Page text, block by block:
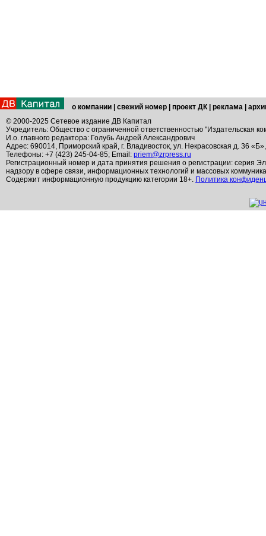
о компании свежий номер проект ДК реклама
© 2000-2025 Сетевое издание ДВ Капитал
Учредитель: Общество с ограниченной ответственностью "Издательская
И.о. главного редактора: Голубь Андрей Александрович
Адрес: 690014, Приморский край, г. Владивосток, ул. Некрасовская д. 36
Телефоны: +7 (423) 245-04-85; Email: priem@zrpress.ru
Регистрационный номер и дата принятия решения о регистрации: серия
надзору в сфере связи, информационных технологий и массовых
Содержит информационную продукцию категории 18+. Политика